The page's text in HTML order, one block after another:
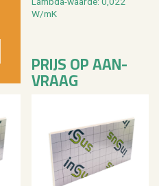
W/mK
PRIJS OP AAN­
VRAAG